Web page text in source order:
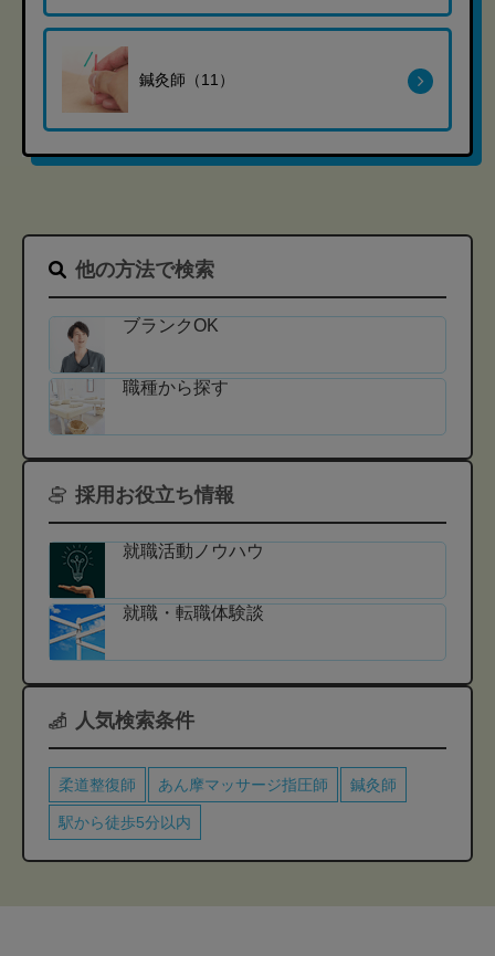
鍼灸師（11）
他の方法で検索
ブランクOK
職種から探す
採用お役立ち情報
就職活動ノウハウ
就職・転職体験談
人気検索条件
柔道整復師 あん摩マッサージ指圧師 鍼灸師
駅から徒歩5分以内